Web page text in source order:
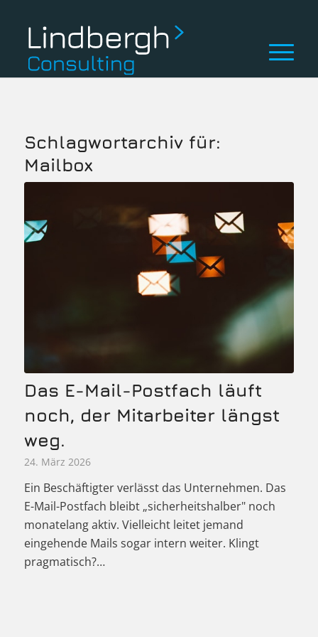
Schlagwortarchiv für:
Mailbox
Das E-Mail-Postfach läuft
noch, der Mitarbeiter längst
weg.
24. März 2026
Ein Beschäftigter verlässt das Unternehmen. Das
E-Mail-Postfach bleibt „sicherheitshalber" noch
monatelang aktiv. Vielleicht leitet jemand
eingehende Mails sogar intern weiter. Klingt
pragmatisch?…